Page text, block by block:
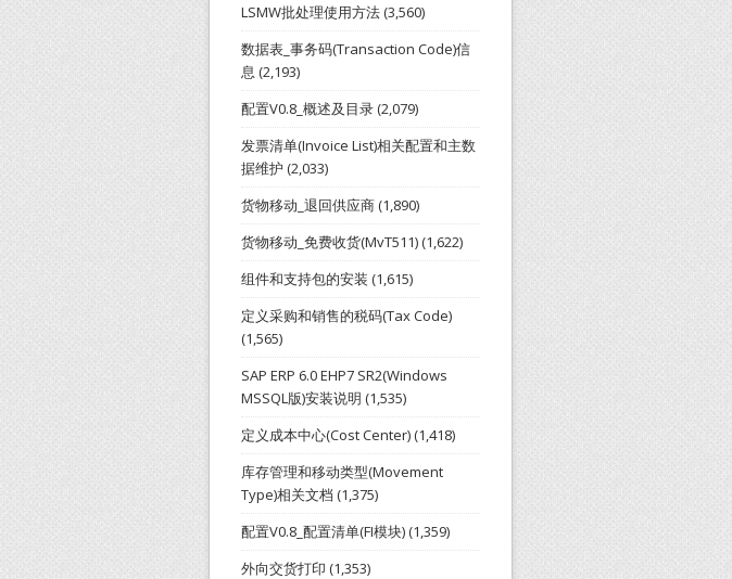
LSMW批处理使用方法(3,560)
数据表_事务码(Transaction Code)信
息 (2,193)
配置V0.8_概述及目录(2,079)
发票清单(Invoice List)相关配置和主数
据维护 (2,033)
货物移动_退回供应商(1,890)
货物移动_免费收货(MvT511)(1,622)
组件和支持包的安装 (1,615)
定义采购和销售的税码(Tax Code)
(1,565)
SAP ERP 6.0 EHP7 SR2(Windows
MSSQL版)安装说明 (1,535)
定义成本中心(Cost Center)(1,418)
库存管理和移动类型(Movement
Type)相关文档 (1,375)
配置V0.8_配置清单(FI模块)(1,359)
外向交货打印 (1,353)